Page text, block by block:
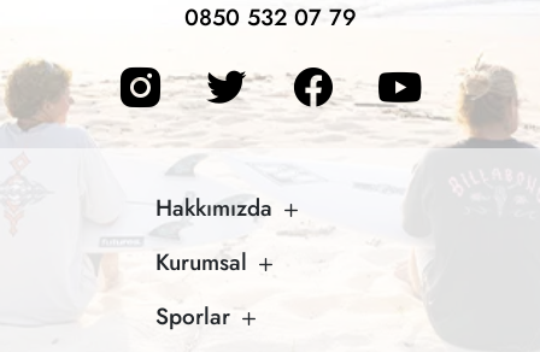
0850 532 07 79
Hakkımızda
Kurumsal
Sporlar